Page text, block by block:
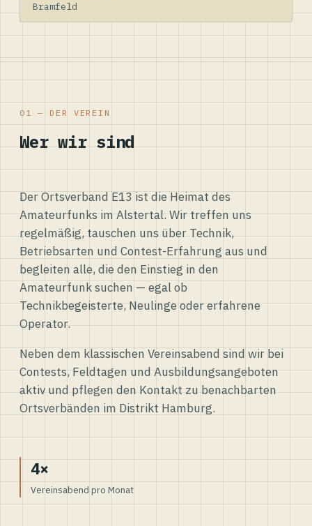
Bramfeld
01 — DER VEREIN
Wer wir sind
Der Ortsverband E13 ist die Heimat des
Amateurfunks im Alstertal. Wir treffen uns
regelmäßig, tauschen uns über Technik,
Betriebsarten und Contest-Erfahrung aus und
begleiten alle, die den Einstieg in den
Amateurfunk suchen — egal ob
Technikbegeisterte, Neulinge oder erfahrene
Operator.
Neben dem klassischen Vereinsabend sind wir bei
Contests, Feldtagen und Ausbildungsangeboten
aktiv und pflegen den Kontakt zu benachbarten
Ortsverbänden im Distrikt Hamburg.
4×
Vereinsabend pro Monat